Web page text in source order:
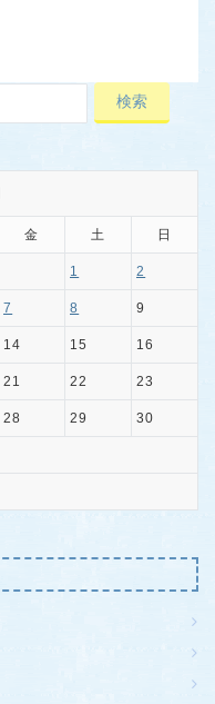
金 土 日
1 2
7 8 9
14 15 16
21 22 23
28 29 30